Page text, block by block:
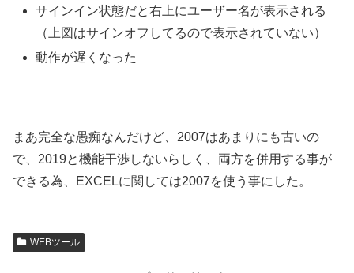
サインイン状態だと右上にユーザー名が表示される
（上図はサインオフしてるので表示されていない）
動作が遅くなった
まあ完全な愚痴なんだけど、2007はあまりにも古いの
で、2019と機能干渉しないらしく、両方を併用する事が
できる為、EXCELに関しては2007を使う事にした。
WEBツール